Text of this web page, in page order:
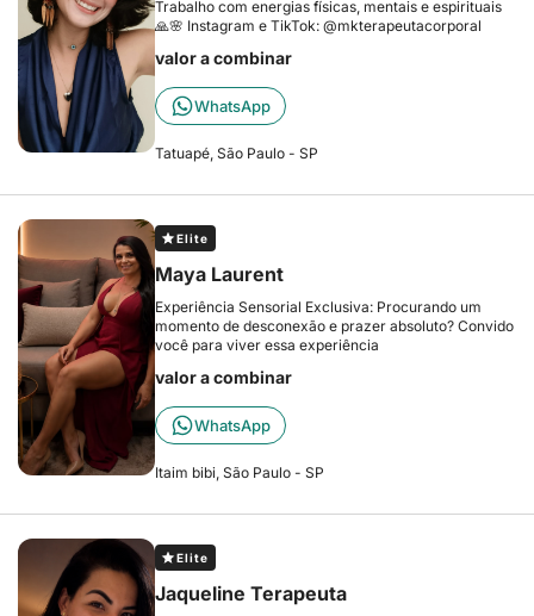
Trabalho com energias físicas, mentais e espirituais
🙏🌸 Instagram e TikTok: @mkterapeutacorporal
valor a combinar
WhatsApp
Tatuapé, São Paulo - SP
Elite
Maya Laurent
Experiência Sensorial Exclusiva: Procurando um
momento de desconexão e prazer absoluto? Convido
você para viver essa experiência
valor a combinar
WhatsApp
Itaim bibi, São Paulo - SP
Elite
Jaqueline Terapeuta